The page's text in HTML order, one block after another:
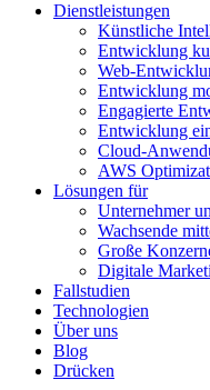
Dienstleistungen
Künstliche
Entwicklung
Web-
Entwicklung
Engagierte
Entwicklung
Cloud-
AWS
Lösungen für
Unternehmer
Wachsende
Große
Digitale
Fallstudien
Technologien
Über uns
Blog
Drücken